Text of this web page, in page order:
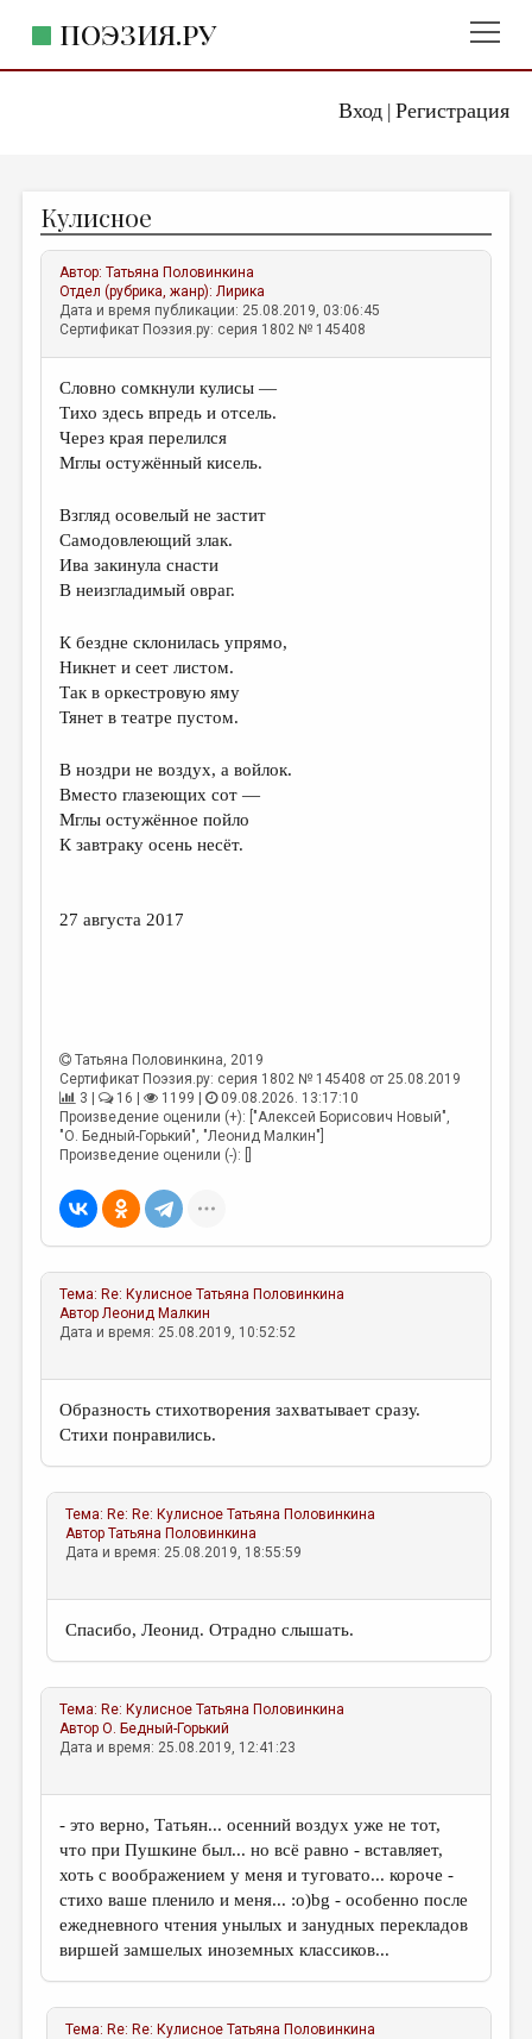
Вход| Регистрация
ПОЭЗИЯ.РУ
ЖАНРЫ
АВТОРЫ
КОММЕНТАРИИ
ЛИТСАЛОН
НОВОСТИ
ПРАВИЛА САЙТА
ИЗБРАННОЕ
ДАЙДЖЕСТ
ПЕРЕВОДЫ
КОНКУРСЫ
ДЕТСКАЯ КОМНАТА
КНИЖНАЯ ПОЛКА
ОБЗОР ЛИТЕРАТУРЫ
СТРАНИЦЫ ПАМЯТИ
МАЛАЯ ПРОЗА
ЭССЕИСТИКА
ЛИТЕРАТУРОВЕДЕНИЕ
КУЛЬТУРОВЕДЕНИЕ
ПУБЛИЦИСТИКА
РЕЦЕНЗИРОВАНИЕ
ЦИКЛЫ ПУБЛИКАЦИЙ
МЕДИА
ВКОНТАКТЕ
Кулисное
Автор:Татьяна Половинкина
Отдел (рубрика, жанр):Лирика
Дата и время публикации: 25.08.2019, 03:06:45
Сертификат Поэзия.ру: серия 1802 № 145408
Словно сомкнули кулисы —
Тихо здесь впредь и отсель.
Через края перелился
Мглы остужённый кисель.
Взгляд осовелый не застит
Самодовлеющий злак.
Ива закинула снасти
В неизгладимый овраг.
К бездне склонилась упрямо,
Никнет и сеет листом.
Так в оркестровую яму
Тянет в театре пустом.
В ноздри не воздух, а войлок.
Вместо глазеющих сот —
Мглы остужённое пойло
К завтраку осень несёт.
27 августа 2017
Татьяна Половинкина, 2019
Сертификат Поэзия.ру: серия 1802 № 145408 от 25.08.2019
3 |
16 | 1199 |
09.08.2026. 13:17:10
Произведение оценили (+): ["Алексей Борисович Новый",
"О. Бедный-Горький", "Леонид Малкин"]
Произведение оценили (-): []
Тема: Re: Кулисное Татьяна Половинкина
АвторЛеонид Малкин
Дата и время: 25.08.2019, 10:52:52
Образность стихотворения захватывает сразу.
Стихи понравились.
Тема: Re: Re: Кулисное Татьяна Половинкина
АвторТатьяна Половинкина
Дата и время: 25.08.2019, 18:55:59
Спасибо, Леонид. Отрадно слышать.
Тема: Re: Кулисное Татьяна Половинкина
АвторО. Бедный-Горький
Дата и время: 25.08.2019, 12:41:23
- это верно, Татьян... осенний воздух уже не тот,
что при Пушкине был... но всё равно - вставляет,
хоть с воображением у меня и туговато... короче -
стихо ваше пленило и меня... :о)bg - особенно после
ежедневного чтения унылых и занудных перекладов
виршей замшелых иноземных классиков...
Тема: Re: Re: Кулисное Татьяна Половинкина